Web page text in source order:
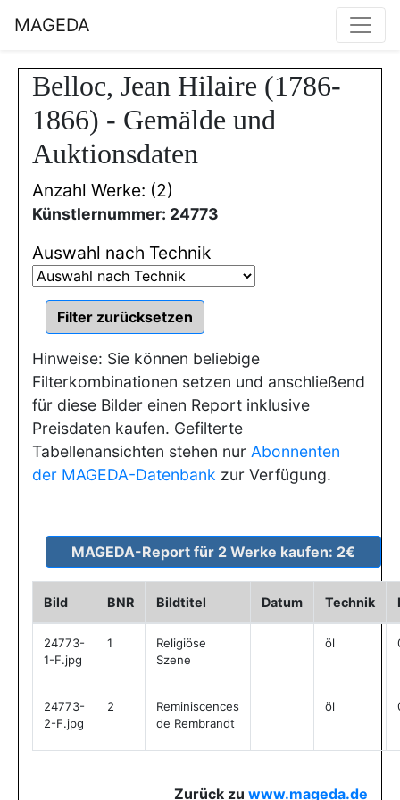
MAGEDA
Belloc, Jean Hilaire (1786-
1866) - Gemälde und
Auktionsdaten
Anzahl Werke: (2)
Künstlernummer: 24773
Auswahl nach Technik
Hinweise: Sie können beliebige
Filterkombinationen setzen und anschließend
für diese Bilder einen Report inklusive
Preisdaten kaufen. Gefilterte
Tabellenansichten stehen nur Abonnenten
der MAGEDA-Datenbank zur Verfügung.
Bild BNR Bildtitel Datum Technik
24773-
1-F.jpg
1
Religiöse
Szene
öl
24773-
2-F.jpg
2
Reminiscences
de Rembrandt
öl
Zurück zu www.mageda.de